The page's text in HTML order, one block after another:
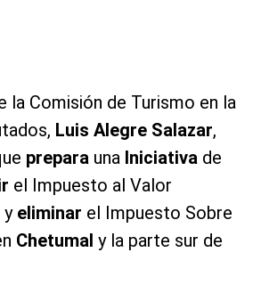
la Comisión de Turismo en la
Luis Alegre Salazar,
prepara una Iniciativa de
el Impuesto al Valor
y eliminar el Impuesto Sobre
Chetumal y la parte sur de